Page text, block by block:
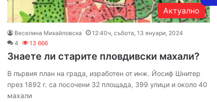
Актуално
Веселина Михайловска
12:40ч, събота, 13 януари, 2024
4
13 666
Знаете ли старите пловдивски махали?
В първия план на града, изработен от инж. Йосиф Шнитер
през 1892 г. са посочени 32 площада, 399 улици и около 40
махали